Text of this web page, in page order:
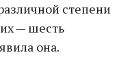
степени
— шесть
она.